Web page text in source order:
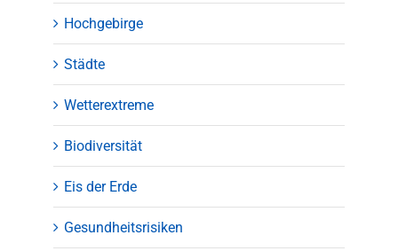
Hochgebirge
Städte
Wetterextreme
Biodiversität
Eis der Erde
Gesundheitsrisiken